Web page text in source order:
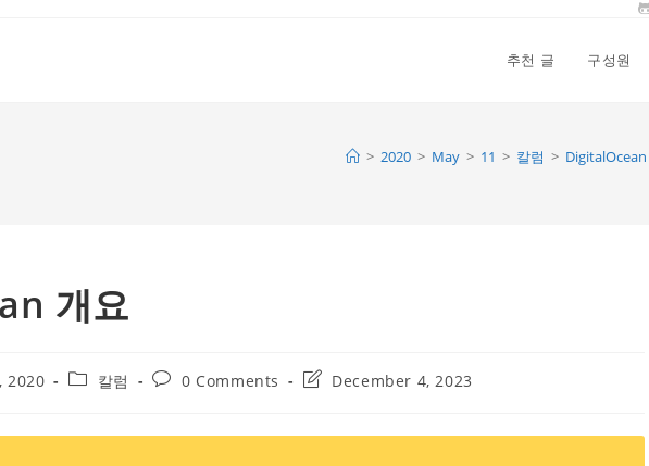
추천 글 구성원
> 2020 > May > 11 > 칼럼 >
개요
2020
Post칼럼
Post0 Comments
PostDecember 4, 2023